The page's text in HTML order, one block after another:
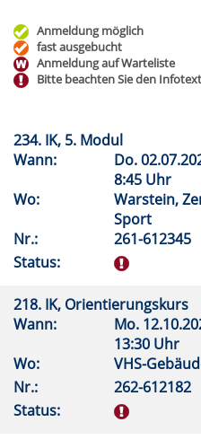
Anmeldung möglich
fast ausgebucht
Anmeldung auf Warteliste
Bitte beachten Sie den Infotext
234. IK, 5. Modul
Wann:
Do.
8:45 Uhr
Wo:
Warstein,
Sport
Nr.:
261-612345
Status:
218. IK, Orientierungskurs
Wann:
Mo.
13:30 Uhr
Wo:
VHS-
Nr.:
262-612182
Status: